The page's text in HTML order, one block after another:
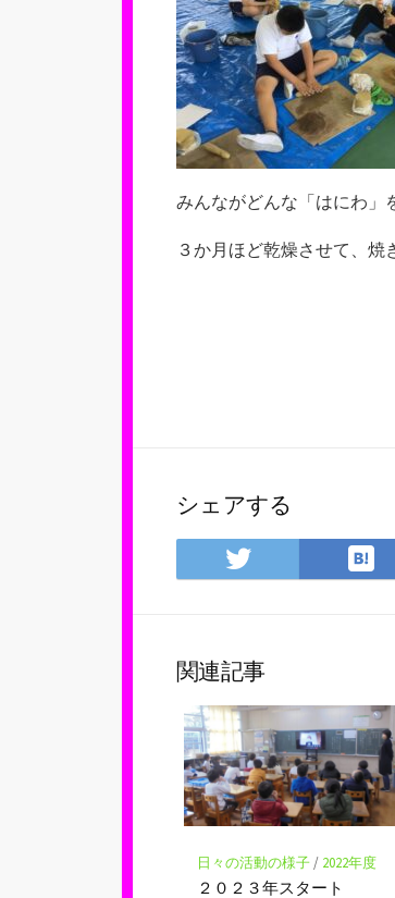
みんながどんな「はにわ」
３か月ほど乾燥させて、焼
シェアする
Twitter
で
ア
は
関連記事
日々の活動の様子/ 2022年度
２０２３年スタート